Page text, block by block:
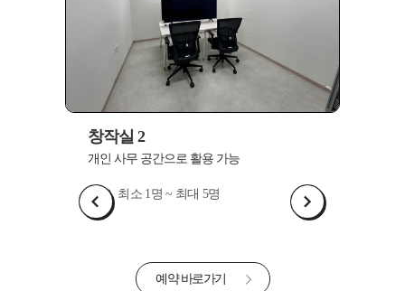
창작실 2
개인 사무 공간으로 활용 가능
최소 1명 ~ 최대 5명
예약 바로가기